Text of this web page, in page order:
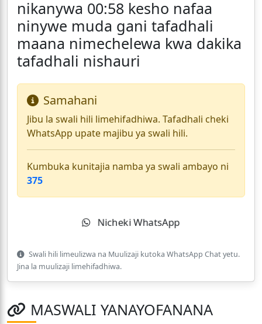
nikanywa 00:58 kesho nafaa
ninywe muda gani tafadhali
maana nimechelewa kwa dakika
tafadhali nishauri
Samahani
Jibu la swali hili limehifadhiwa. Tafadhali cheki
WhatsApp upate majibu ya swali hili.
Kumbuka kunitajia namba ya swali ambayo ni
375
Nicheki WhatsApp
Swali hili limeulizwa na Muulizaji kutoka WhatsApp Chat yetu.
Jina la muulizaji limehifadhiwa.
MASWALI YANAYOFANANA